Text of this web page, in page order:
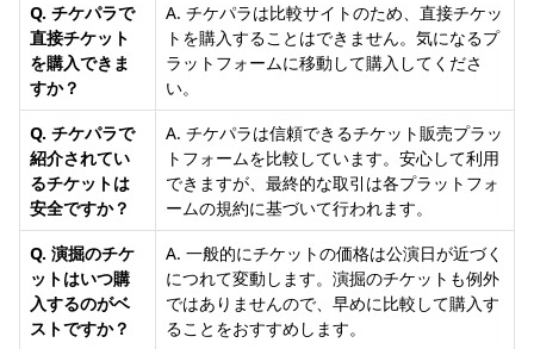
Q. チケパラで
直接チケット
を購入できま
すか？
A. チケパラは比較サイトのため、直接チケッ
トを購入することはできません。気になるプ
ラットフォームに移動して購入してくださ
い。
Q. チケパラで
紹介されてい
るチケットは
安全ですか？
A. チケパラは信頼できるチケット販売プラッ
トフォームを比較しています。安心して利用
できますが、最終的な取引は各プラットフォ
ームの規約に基づいて行われます。
Q. 演掘のチケ
ットはいつ購
入するのがベ
ストですか？
A. 一般的にチケットの価格は公演日が近づく
につれて変動します。演掘のチケットも例外
ではありませんので、早めに比較して購入す
ることをおすすめします。